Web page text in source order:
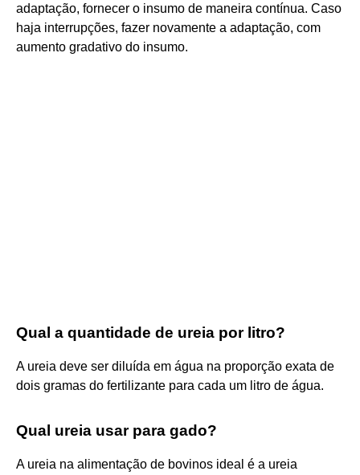
adaptação, fornecer o insumo de maneira contínua. Caso
haja interrupções, fazer novamente a adaptação, com
aumento gradativo do insumo.
Qual a quantidade de ureia por litro?
A ureia deve ser diluída em água na proporção exata de
dois gramas do fertilizante para cada um litro de água.
Qual ureia usar para gado?
A ureia na alimentação de bovinos ideal é a ureia